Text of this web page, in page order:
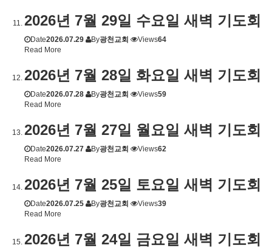
2026년 7월 29일 수요일 새벽 기도회
Date2026.07.29 By광천교회 Views64
Read More
2026년 7월 28일 화요일 새벽 기도회
Date2026.07.28 By광천교회 Views59
Read More
2026년 7월 27일 월요일 새벽 기도회
Date2026.07.27 By광천교회 Views62
Read More
2026년 7월 25일 토요일 새벽 기도회
Date2026.07.25 By광천교회 Views39
Read More
2026년 7월 24일 금요일 새벽 기도회